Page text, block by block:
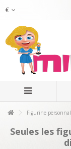
€
Figurine
Seules les